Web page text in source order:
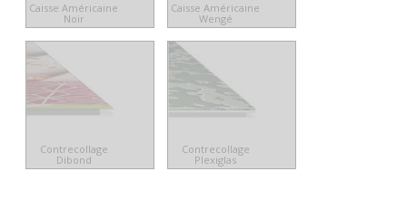
Caisse Américaine
Noir
Caisse Américaine
Wengé
Contrecollage
Dibond
Contrecollage
Plexiglas